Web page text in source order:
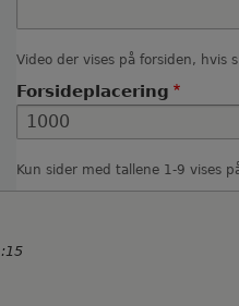
Video der vises på forsiden, hvis
Forsideplacering
Kun sider med tallene 1-9 vises